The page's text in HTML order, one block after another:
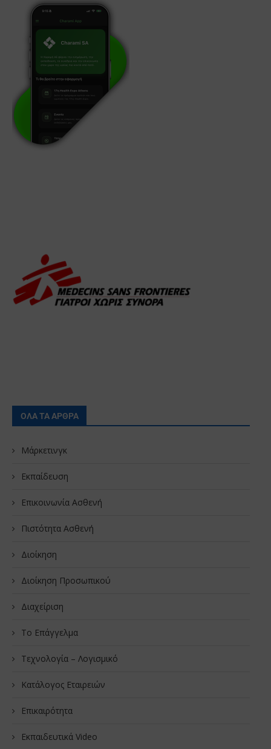
ΟΛΑ ΤΑ ΑΡΘΡΑ
Μάρκετινγκ
Εκπαίδευση
Επικοινωνία Ασθενή
Πιστότητα Ασθενή
Διοίκηση
Διοίκηση Προσωπικού
Διαχείριση
Το Επάγγελμα
Τεχνολογία – Λογισμικό
Κατάλογος Εταιρειών
Επικαιρότητα
Εκπαιδευτικά Video